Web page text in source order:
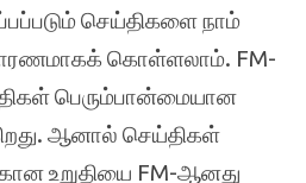
செய்திகளை நாம்
கொள்ளலாம். FM-
பெரும்பான்மையான
ஆனால் செய்திகள்
உறுதியை FM-ஆனது